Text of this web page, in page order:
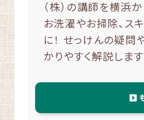
（株）の講師を横浜
お洗濯やお掃除、ス
に！ せっけんの疑
かりやすく解説しま